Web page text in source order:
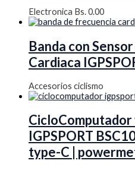
Electronica Bs.0.00
Banda con
Cardiaca
Accesorios ciclismo
IGPSPORT
type-C |